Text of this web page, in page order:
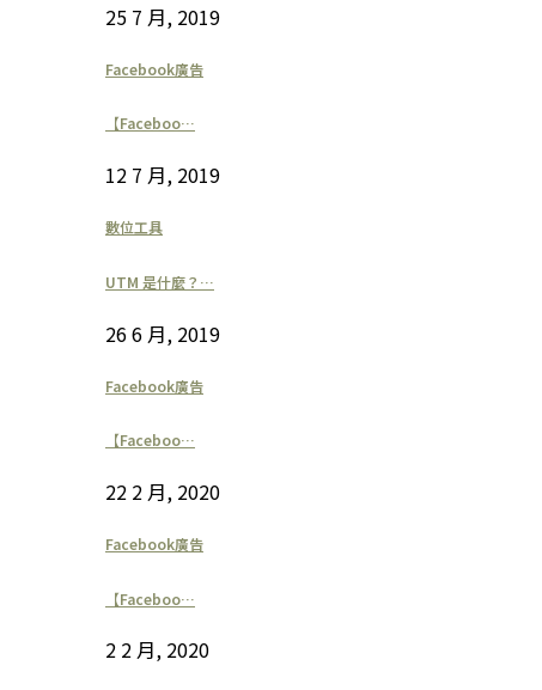
25 7 月, 2019
Facebook廣告
【Faceboo…
12 7 月, 2019
數位工具
UTM 是什麼？…
26 6 月, 2019
Facebook廣告
【Faceboo…
22 2 月, 2020
Facebook廣告
【Faceboo…
2 2 月, 2020